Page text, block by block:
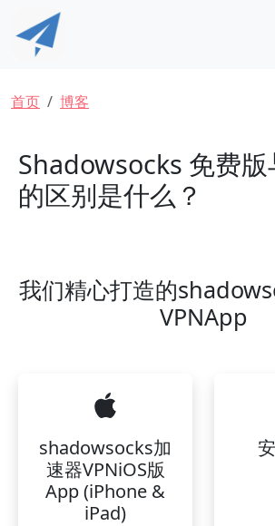
跳转到主要内容
面包屑
首页 博客
Shadowsocks 免费版
的区别是什么？
我们精心打造的
VPNApp
shadowsocks加
速器VPNiOS版
App (iPhone &
iPad)